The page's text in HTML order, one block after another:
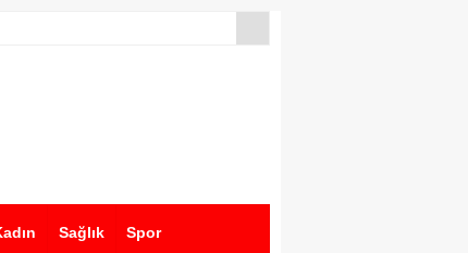
Sağlık Spor